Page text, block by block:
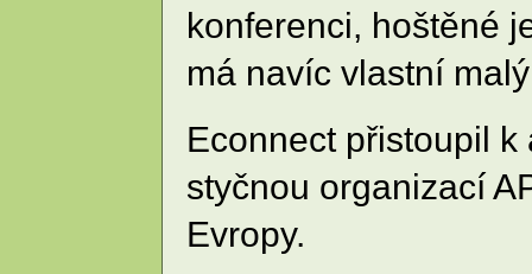
konferenci, hoštěné
má navíc vlastní
Econnect přistoupil
styčnou organizací
Evropy.